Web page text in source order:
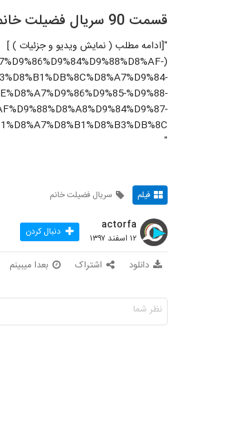
قسمت 90 سریال فضیلت خانم و دخترانش
"[ادامه مطلب ( نمایش ویدیو و جزئیات ) ]
%D9%88-
"
فیلم سریال فضیلت خانم
actorfa
۱۲ اسفند ۱۳۹۷ دنبال کردن
دانلود اشتراک بعدا میبینم